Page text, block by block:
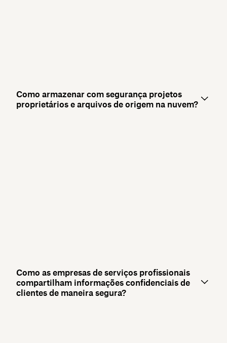
Como armazenar com segurança projetos
proprietários e arquivos de origem na nuvem?
Como as empresas de serviços profissionais
compartilham informações confidenciais de
clientes de maneira segura?